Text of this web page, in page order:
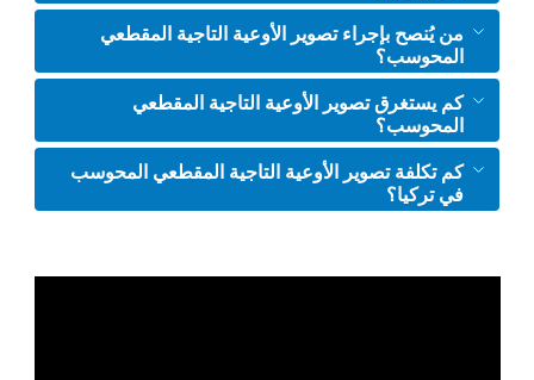
من يُنصح بإجراء تصوير الأوعية التاجية المقطعي
المحوسب؟
كم يستغرق تصوير الأوعية التاجية المقطعي
المحوسب؟
كم تكلفة تصوير الأوعية التاجية المقطعي المحوسب
في تركيا؟